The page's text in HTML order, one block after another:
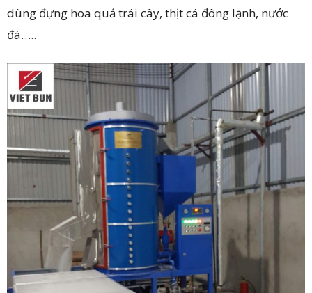
dùng đựng hoa quả trái cây, thịt cá đông lạnh, nước
đá…..